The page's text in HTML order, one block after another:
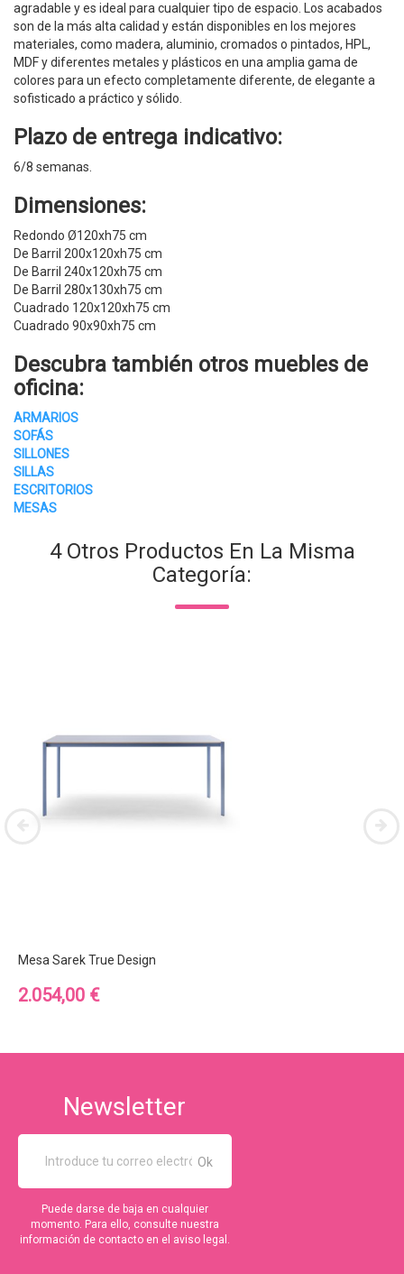
agradable y es ideal para cualquier tipo de espacio. Los acabados
son de la más alta calidad y están disponibles en los mejores
materiales, como madera, aluminio, cromados o pintados, HPL,
MDF y diferentes metales y plásticos en una amplia gama de
colores para un efecto completamente diferente, de elegante a
sofisticado a práctico y sólido.
Plazo de entrega indicativo:
6/8 semanas.
Dimensiones:
Redondo Ø120xh75 cm
De Barril 200x120xh75 cm
De Barril 240x120xh75 cm
De Barril 280x130xh75 cm
Cuadrado 120x120xh75 cm
Cuadrado 90x90xh75 cm
Descubra también otros muebles de
oficina:
ARMARIOS
SOFÁS
SILLONES
SILLAS
ESCRITORIOS
MESAS
4 Otros Productos En La Misma
Categoría:
Mesa Sarek True Design
Precio
2.054,00 €
Newsletter
Puede darse de baja en cualquier
momento. Para ello, consulte nuestra
información de contacto en el aviso legal.